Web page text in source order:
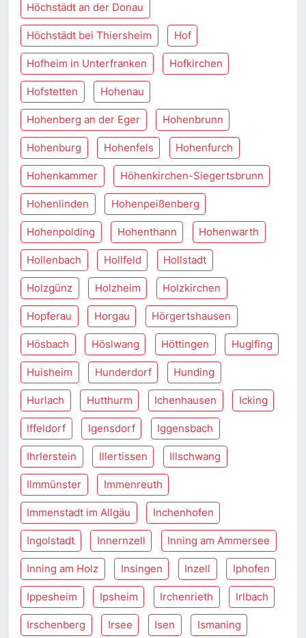
Höchstädt an der Donau
Höchstädt bei Thiersheim Hof
Hofheim in Unterfranken Hofkirchen
Hofstetten Hohenau
Hohenberg an der Eger Hohenbrunn
Hohenburg Hohenfels Hohenfurch
Hohenkammer Höhenkirchen-Siegertsbrunn
Hohenlinden Hohenpeißenberg
Hohenpolding Hohenthann Hohenwarth
Hollenbach Hollfeld Hollstadt
Holzgünz Holzheim Holzkirchen
Hopferau Horgau Hörgertshausen
Hösbach Höslwang Höttingen Huglfing
Huisheim Hunderdorf Hunding
Hurlach Hutthurm Ichenhausen Icking
Iffeldorf Igensdorf Iggensbach
Ihrlerstein Illertissen Illschwang
Ilmmünster Immenreuth
Immenstadt im Allgäu Inchenhofen
Ingolstadt Innernzell Inning am Ammersee
Inning am Holz Insingen Inzell Iphofen
Ippesheim Ipsheim Irchenrieth Irlbach
Irschenberg Irsee Isen Ismaning